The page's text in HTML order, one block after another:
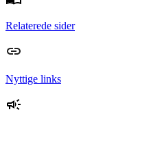
Relaterede sider
Nyttige links